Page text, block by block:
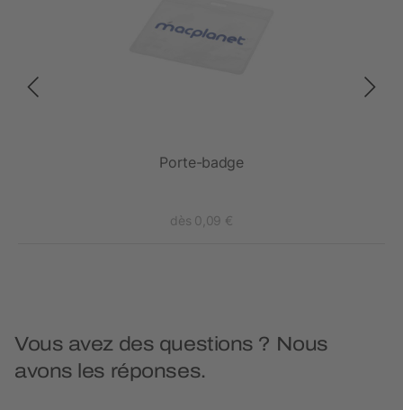
Porte-badge
dès 0,09 €
Vous avez des questions ? Nous
avons les réponses.